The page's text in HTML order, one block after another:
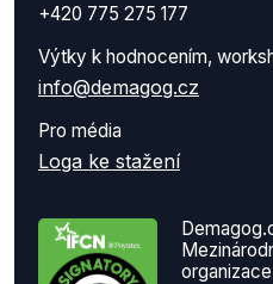
+420 775 275 177
Výtky k hodnocením,
info@demagog.cz
Pro média
Loga ke stažení